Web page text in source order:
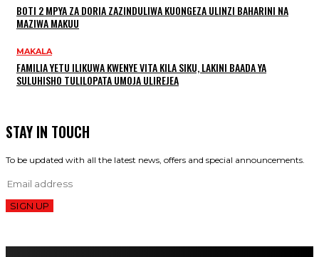
BOTI 2 MPYA ZA DORIA ZAZINDULIWA KUONGEZA ULINZI BAHARINI NA
MAZIWA MAKUU
MAKALA
FAMILIA YETU ILIKUWA KWENYE VITA KILA SIKU, LAKINI BAADA YA
SULUHISHO TULILOPATA UMOJA ULIREJEA
STAY IN TOUCH
To be updated with all the latest news, offers and special announcements.
SIGN UP